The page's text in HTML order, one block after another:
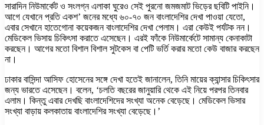
সারাদিন নিউমার্কেট ও সংলগ্ন এলাকা ঘুরেও সেই পুরনো জমজমাট ভিড়ের ছবিটি পাইনি।
আগে যেখানে প্রতি একশ’ জনের মধ্যে ৬০-৭০ জন বাংলাদেশির দেখা পাওয়া যেতো,
এবার সেখানে হাতেগোনা কয়েকজন বাংলাদেশির দেখা পেলাম। এরা কেউই পর্যটক নন।
মেডিকেল ভিসায় চিকিৎসা করাতে এসেছেন। এরই ফাঁকে নিউমার্কেটে সামান্য কেনাকাটা
করছেন। আগের মতো বিশাল বিশাল সুটকেস বা পেটি ভর্তি করার মতো কেউ বাজার করছেন
না।
ঢাকার বাসিন্দা আসিফ হোসেনের সঙ্গে দেখা হতেই জানালেন, তিনি মায়ের ক্যান্সার চিকিৎসার
জন্য ভারতে এসেছেন। বলেন, ‘চলতি বছরের জানুয়ারি থেকে এই নিয়ে পরপর তিনবার
এলাম। কিন্তু এবার দেখছি বাংলাদেশিদের সংখ্যা অনেক বেড়েছে। মেডিকেল ভিসার
সংখ্যা বাড়ায় কলকাতায় বাংলাদেশির সংখ্যা বেড়েছে।’